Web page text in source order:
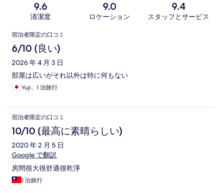
9.6
清潔度
9.0
ロケーション
9.4
スタッフとサービス
口
コ
ミ
宿泊者限定の口コミ
6/10 (良い)
2026 年 4 月 3 日
部屋は広いがそれ以外は特に何もない
Yuji、1 泊旅行
宿泊者限定の口コミ
10/10 (最高に素晴らしい)
2020 年 2 月 5 日
Google で翻訳
房間很大很舒適很乾淨
1 泊旅行